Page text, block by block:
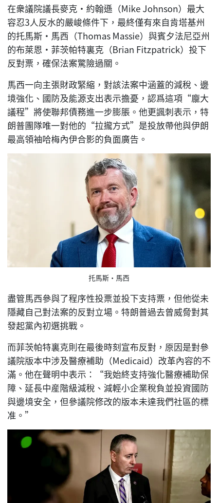
在衆議院議長麥克·約翰遜（Mike Johnson）最大
容忍3人反水的嚴峻條件下，最終僅有來自肯塔基州
的托馬斯·馬西（Thomas Massie）與賓夕法尼亞州
的布萊恩·菲茨帕特裏克（Brian Fitzpatrick）投下
反對票，確保法案驚險過關。
馬西一向主張財政緊縮，對該法案中涵蓋的減稅、邊
境強化、國防及能源支出表示擔憂，認爲這項“龐大
議程”將使聯邦債務進一步膨脹。他更諷刺表示，特
朗普團隊唯一對他的“拉攏方式”是投放帶他與伊朗
最高領袖哈梅內伊合影的負面廣告。
托馬斯·馬西
盡管馬西參與了程序性投票並投下支持票，但他從未
隱藏自己對法案的反對立場。特朗普過去曾威脅對其
發起黨內初選挑戰。
而菲茨帕特裏克則在最後時刻宣布反對，原因是對參
議院版本中涉及醫療補助（Medicaid）改革內容的不
滿。他在聲明中表示：“我始終支持強化醫療補助保
障、延長中産階級減稅、減輕小企業稅負並投資國防
與邊境安全，但參議院修改的版本未達我們社區的標
准。”